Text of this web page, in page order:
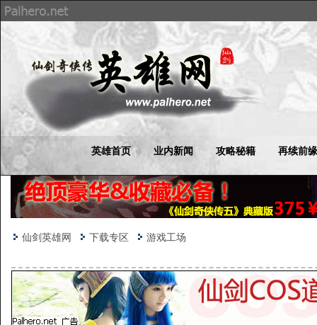
英雄首页 业内新闻 攻略秘籍 再续前缘
仙剑英雄网 下载专区 游戏工场